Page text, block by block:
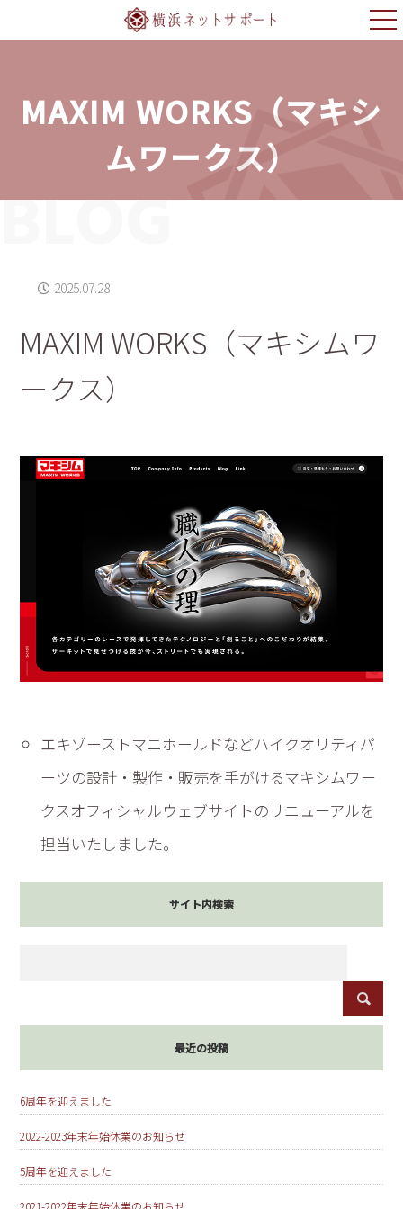
MAXIM WORKS（マキシ
ムワークス）
BLOG
2025.07.28
MAXIM WORKS（マキシムワ
ークス）
エキゾーストマニホールドなどハイクオリティパ
ーツの設計・製作・販売を手がけるマキシムワー
クスオフィシャルウェブサイトのリニューアルを
担当いたしました。
サイト内検索
最近の投稿
6周年を迎えました
2022-2023年末年始休業のお知らせ
5周年を迎えました
2021-2022年末年始休業のお知らせ